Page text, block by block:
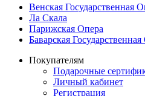
Венская Государственная
Ла Скала
Парижская Опера
Баварская
Покупателям
Подарочные
Личный кабинет
Регистрация